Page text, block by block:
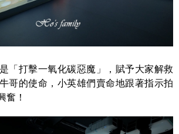
「打擊一氧化碳惡魔」，賦予大家解救
哥的使命，小英雄們賣命地跟著指示拍
奮！